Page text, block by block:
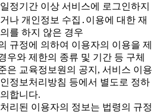
정기간 이상 서비스에 로그인하지
나 개인정보 수집․이용에 대한 재
를 하지 않은 경우
규정에 의하여 이용자의 이용을 제
우와 제한의 종류 및 기간 등 구체
은 교육정보원의 공지, 서비스 이용
정보처리방침 등에서 별도로 정하
합니다.
리된 이용자의 정보는 법령의 규정